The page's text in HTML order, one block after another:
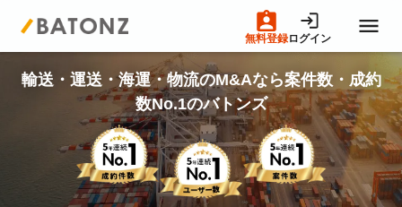
無料登録ログイン
トップページ
M&A案件一覧
売りたい方へ
輸送・運送・海運・物流のM&Aなら案件数・成約
数No.1のバトンズ